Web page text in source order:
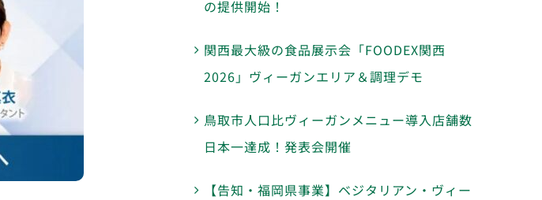
の提供開始！
関西最大級の食品展示会「FOODEX関西
2026」ヴィーガンエリア＆調理デモ
鳥取市人口比ヴィーガンメニュー導入店舗数
日本一達成！発表会開催
【告知・福岡県事業】ベジタリアン・ヴィー